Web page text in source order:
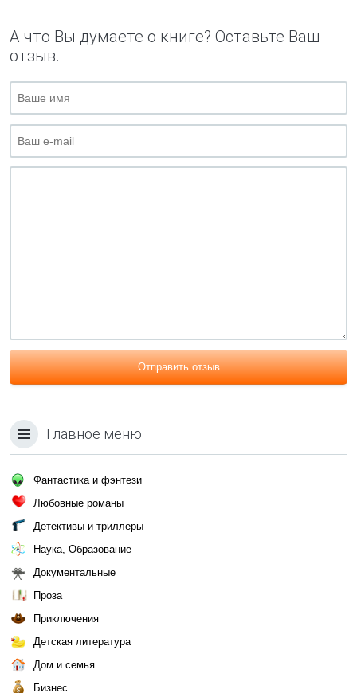
А что Вы думаете о книге? Оставьте Ваш
отзыв.
Отправить отзыв
Главное меню
Фантастика и фэнтези
Любовные романы
Детективы и триллеры
Наука, Образование
Документальные
Проза
Приключения
Детская литература
Дом и семья
Бизнес